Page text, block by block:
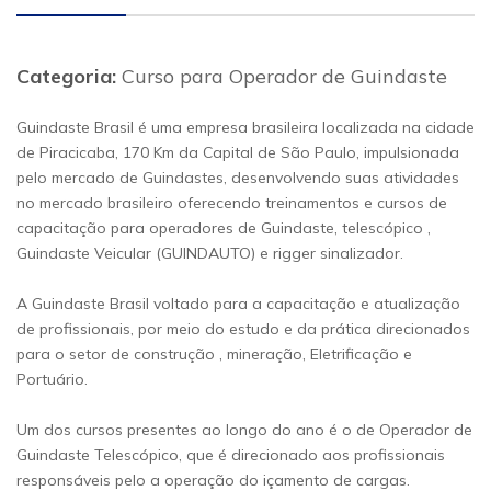
Categoria: Curso para Operador de Guindaste
Guindaste Brasil é uma empresa brasileira localizada na cidade
de Piracicaba, 170 Km da Capital de São Paulo, impulsionada
pelo mercado de Guindastes, desenvolvendo suas atividades
no mercado brasileiro oferecendo treinamentos e cursos de
capacitação para operadores de Guindaste, telescópico ,
Guindaste Veicular (GUINDAUTO) e rigger sinalizador.
A Guindaste Brasil voltado para a capacitação e atualização
de profissionais, por meio do estudo e da prática direcionados
para o setor de construção , mineração, Eletrificação e
Portuário.
Um dos cursos presentes ao longo do ano é o de Operador de
Guindaste Telescópico, que é direcionado aos profissionais
responsáveis pelo a operação do içamento de cargas.